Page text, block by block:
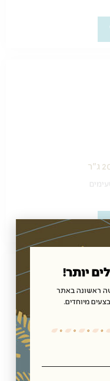
יותר!
מיוחדים.